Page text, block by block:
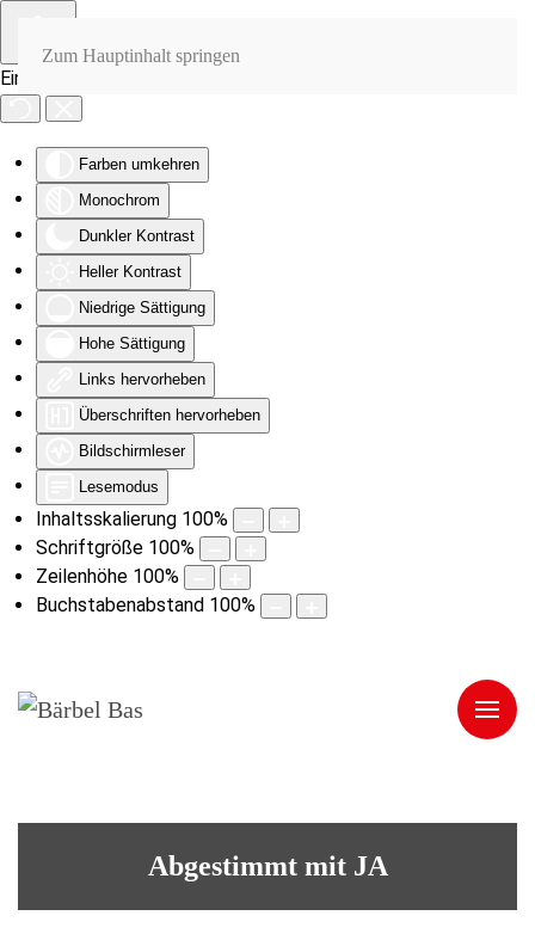
Eingabehilfen öffnen
Farben umkehren
Monochrom
Dunkler Kontrast
Heller Kontrast
Niedrige Sättigung
Hohe Sättigung
Links hervorheben
Überschriften hervorheben
Bildschirmleser
Lesemodus
Inhaltsskalierung 100%
Schriftgröße 100%
Zeilenhöhe 100%
Buchstabenabstand 100%
Zum Hauptinhalt springen
Abgestimmt mit JA